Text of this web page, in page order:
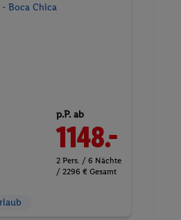
Boca Chica
p.P. ab
1148.-
2 Pers. / 6 Nächte
/ 2296 € Gesamt